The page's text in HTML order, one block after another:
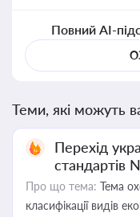
Повний AI-
Теми, які можуть
Перехід
стандартів
Про що тема: Тема
класифікації видів